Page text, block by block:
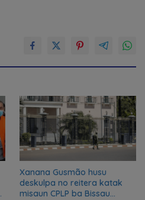
Xanana Gusmão husu
deskulpa no reitera katak
misaun CPLP ba Bissau